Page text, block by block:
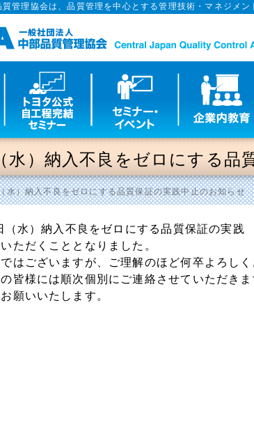
管理協会は、品質管理を中心とする管理技術・マネジメ
水）納入不良をゼロにする品
水）納入不良をゼロにする品質保証の実践中止のお知らせ
（水）納入不良をゼロにする品質保証の実
ただくこととなりました。
はございますが、ご理解のほど何卒よろしく
皆様には順次個別にご連絡させていただきま
願いいたします。